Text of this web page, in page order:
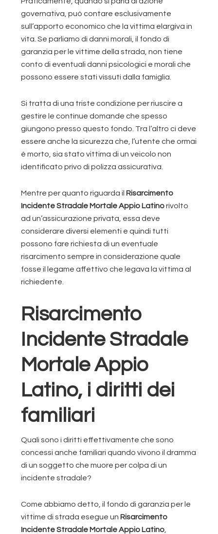
governativa, può contare esclusivamente
sull’apporto economico che la vittima elargiva in
vita. Se parliamo di danni morali, il fondo di
garanzia per le vittime della strada, non tiene
conto di eventuali danni psicologici e morali che
possono essere stati vissuti dalla famiglia.
Si tratta di una triste condizione per riuscire a
gestire le continue domande che spesso
giungono presso questo fondo. Tra l’altro ci deve
essere anche la sicurezza che, l’utente che ormai
è morto, sia stato vittima di un veicolo non
identificato privo di polizza assicurativa.
Mentre per quanto riguarda il Risarcimento
Incidente Stradale Mortale Appio Latinorivolto
ad un’assicurazione privata, essa deve
considerare diversi elementi e quindi tutti
possono fare richiesta di un eventuale
risarcimento sempre in considerazione quale
fosse il legame affettivo che legava la vittima al
richiedente.
Risarcimento
Incidente Stradale
Mortale Appio
Latino, i diritti dei
familiari
Quali sono i diritti effettivamente che sono
concessi anche familiari quando vivono il dramma
di un soggetto che muore per colpa di un
incidente stradale?
Come abbiamo detto, il fondo di garanzia per le
vittime di strada esegue un Risarcimento
Incidente Stradale Mortale Appio Latino